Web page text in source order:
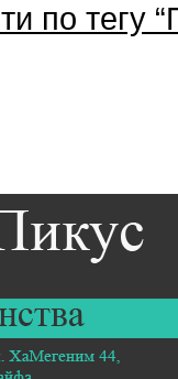
по тегу “